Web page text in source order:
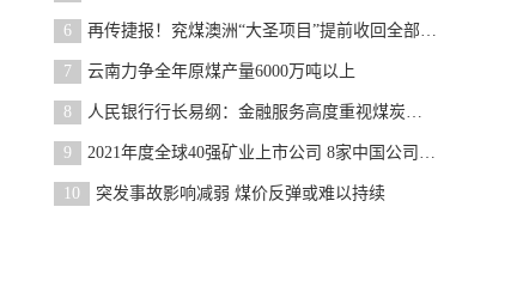
6 再传捷报！兖煤澳洲“大圣项目”提前收回全部投资
7 云南力争全年原煤产量6000万吨以上
8 人民银行行长易纲：金融服务高度重视煤炭、石油、天
9 2021年度全球40强矿业上市公司 8家中国公司上榜
10 突发事故影响减弱 煤价反弹或难以持续